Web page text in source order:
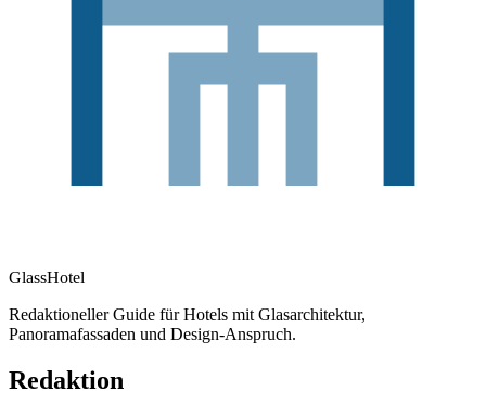
GlassHotel
Redaktioneller Guide für Hotels mit Glasarchitektur,
Panoramafassaden und Design-Anspruch.
Redaktion